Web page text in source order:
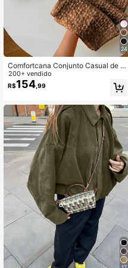
24
Comfortcana Conjunto Casual de 2
Peças Listrado Tecido Feminino, Pri
mavera/Verão
200+ vendido
R$154 ,99